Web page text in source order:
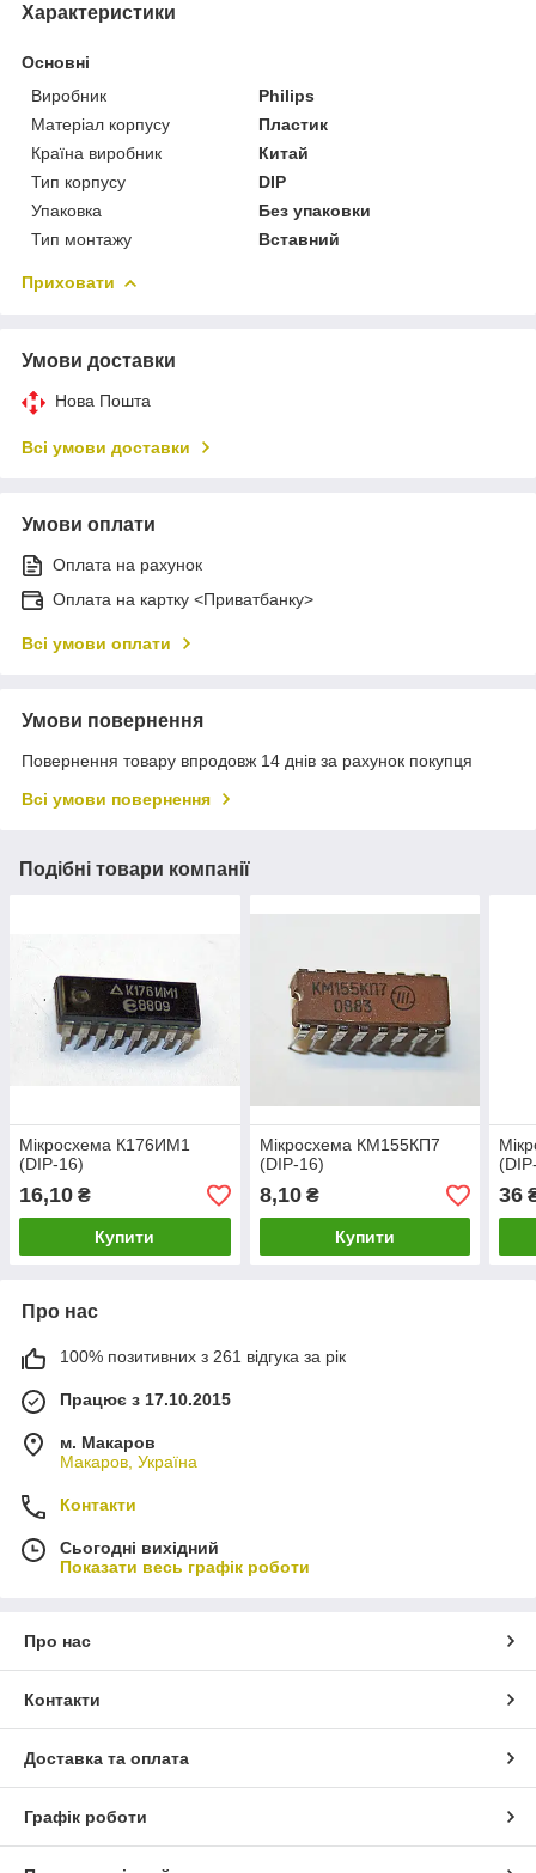
Характеристики
Основні
Виробник
Philips
Матеріал корпусу
Пластик
Країна виробник
Китай
Тип корпусу
DIP
Упаковка
Без упаковки
Тип монтажу
Вставний
Приховати
Умови доставки
Нова Пошта
Всі умови доставки
Умови оплати
Оплата на рахунок
Оплата на картку <Приватбанку>
Всі умови оплати
Умови повернення
Повернення товару впродовж 14 днів за рахунок покупця
Всі умови повернення
Подібні товари компанії
Мікросхема К176ИМ1
(DIP-16)
16,10 ₴
Купити
Мікросхема КМ155КП7
(DIP-16)
8,10₴
Купити
36
Про нас
100% позитивних з 261 відгука за рік
Працює з 17.10.2015
м. Макаров
Макаров, Україна
Контакти
Сьогодні вихідний
Показати весь графік роботи
Про нас
Контакти
Доставка та оплата
Графік роботи